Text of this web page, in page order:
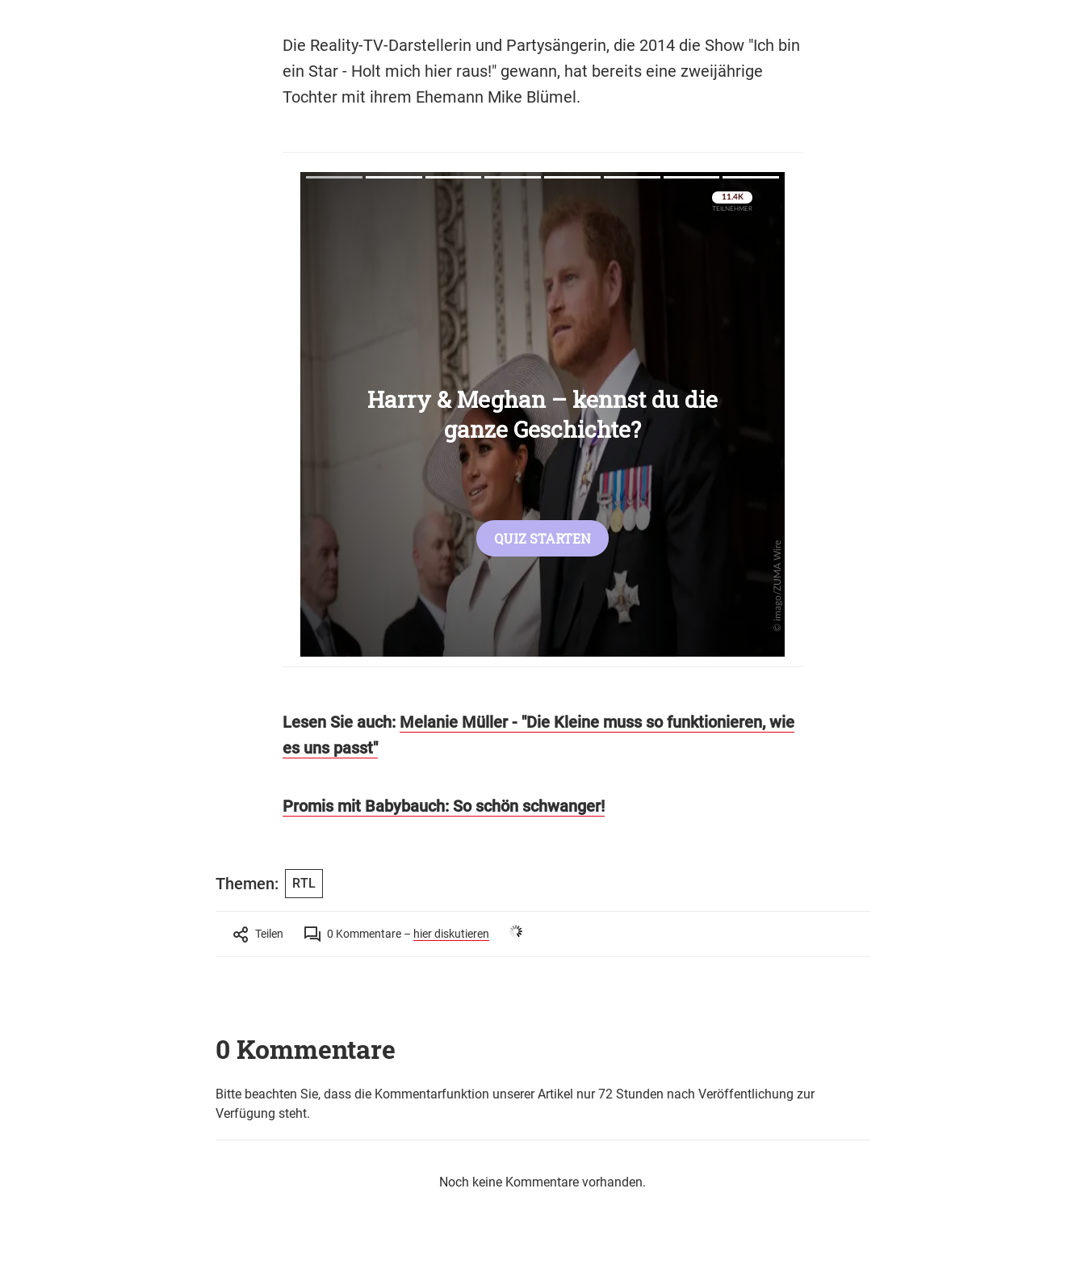
Die Reality-TV-Darstellerin und Partysängerin, die 2014 die Show "Ich bin
ein Star - Holt mich hier raus!" gewann, hat bereits eine zweijährige
Tochter mit ihrem Ehemann Mike Blümel.
Überspringen
Lesen Sie auch: Melanie Müller - "Die Kleine muss so funktionieren, wie
es uns passt"
Promis mit Babybauch: So schön schwanger!
Themen: RTL
Teilen 0 Kommentare – hier diskutieren
0 Kommentare
Bitte beachten Sie, dass die Kommentarfunktion unserer Artikel nur 72 Stunden nach Veröffentlichung zur
Verfügung steht.
Noch keine Kommentare vorhanden.